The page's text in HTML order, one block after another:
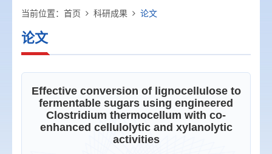
当前位置： 首页 科研成果 论文
论文
Effective conversion of lignocellulose to
fermentable sugars using engineered
Clostridium thermocellum with co-
enhanced cellulolytic and xylanolytic
activities